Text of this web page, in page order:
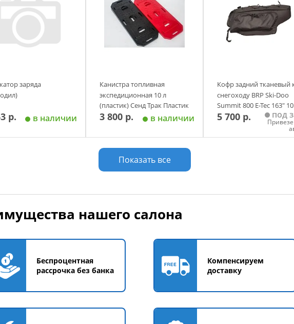
заряда
р. в наличии
Канистра топливная
экспедиционная 10 л
(пластик) Сенд Трак Пластик
GKA
3 800 р. в наличии
Добавить в корзину
Кофр задний тканевый
снегоходу BRP Ski-Doo
Summit 800 E-Tec 163"
литров Baseg
5 700 р. под
Показать все
нашего салона
Беспроцентная
рассрочка без банка
Компенсируем
доставку